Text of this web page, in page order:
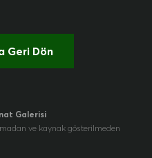
Geri Dön
Galerisi
ve kaynak gösterilmeden